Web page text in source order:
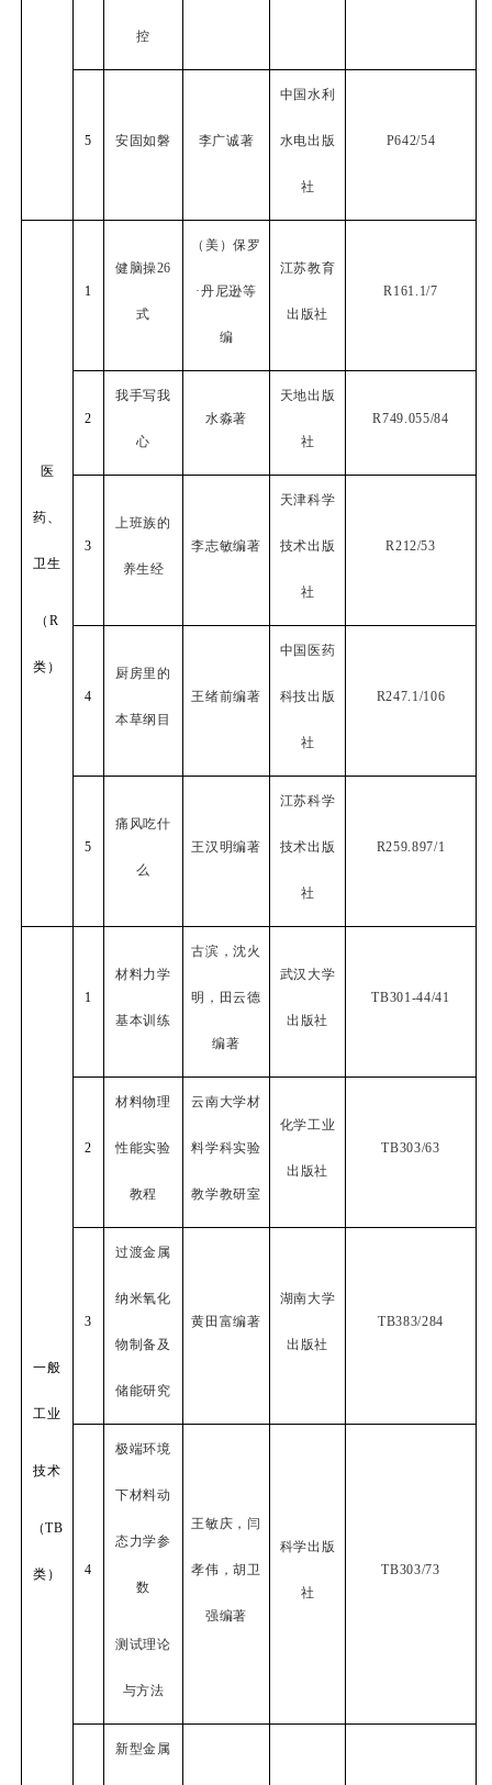
控
5 安固如磐 李广诚著
中国水利
水电出版
社
P642/54
医
药、
卫生
（ R
类）
1
健脑操26
式
（美）保罗
·丹尼逊等
编
江苏教育
出版社
R161.1/7
2
我手写我
心
水淼著
天地出版
社
R749.055/84
3
上班族的
养生经
李志敏编著
天津科学
技术出版
社
R212/53
4
厨房里的
本草纲目
王绪前编著
中国医药
科技出版
社
R247.1/106
5
痛风吃什
么
王汉明编著
江苏科学
技术出版
社
R259.897/1
一般
工业
技术
（TB
类）
1
材料力学
基本训练
古滨，沈火
明，田云德
编著
武汉大学
出版社
TB301-44/41
2
材料物理
性能实验
教程
云南大学材
料学科实验
教学教研室
化学工业
出版社
TB303/63
3
过渡金属
纳米氧化
物制备及
储能研究
黄田富编著
湖南大学
出版社
TB383/284
4
极端环境
下材料动
态力学参
数
测试理论
与方法
王敏庆，闫
孝伟，胡卫
强编著
科学出版
社
TB303/73
新型金属